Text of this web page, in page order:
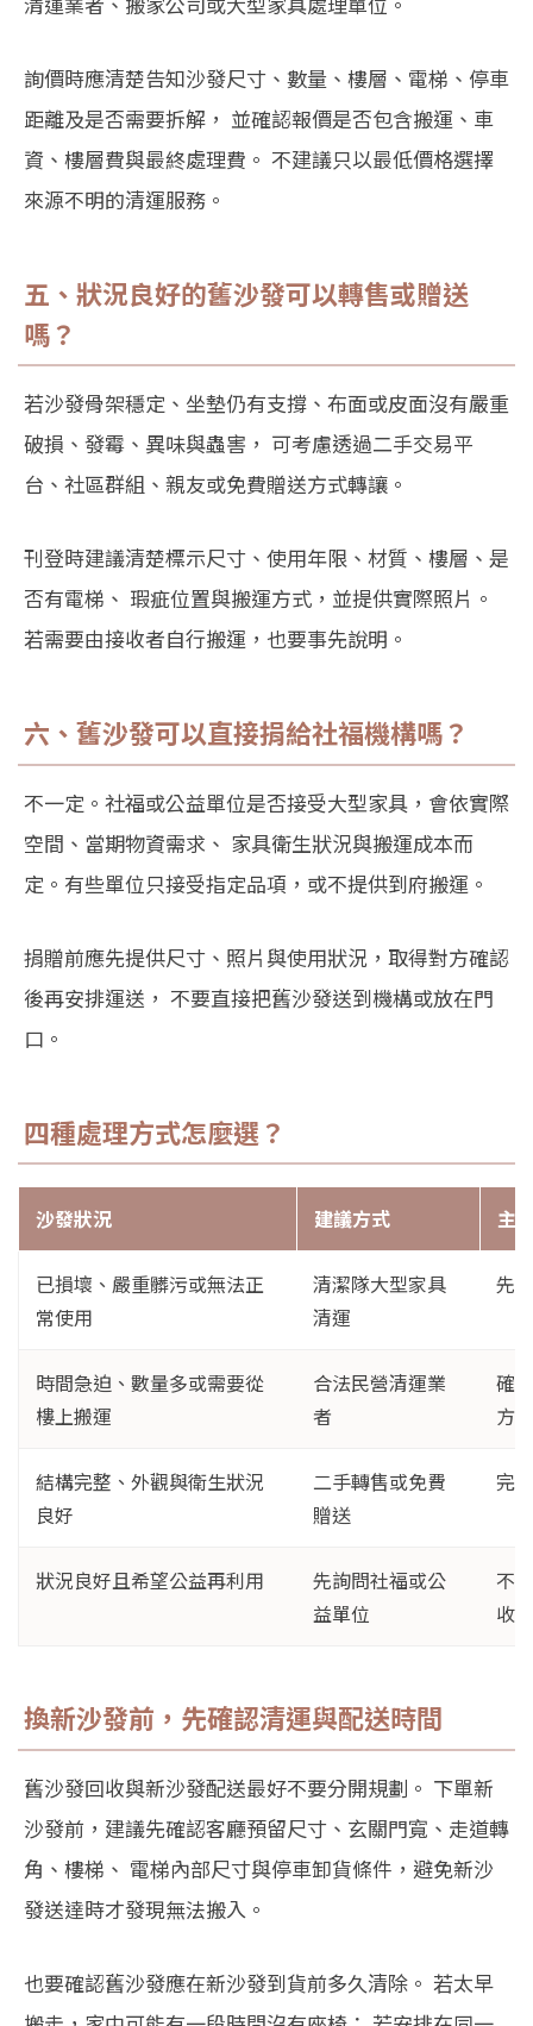
詢價時應清楚告知沙發尺寸、數量、樓層、電梯、停車
距離及是否需要拆解， 並確認報價是否包含搬運、車
資、樓層費與最終處理費。 不建議只以最低價格選擇
來源不明的清運服務。
五、狀況良好的舊沙發可以轉售或贈送
嗎？
若沙發骨架穩定、坐墊仍有支撐、布面或皮面沒有嚴重
破損、發霉、異味與蟲害， 可考慮透過二手交易平
台、社區群組、親友或免費贈送方式轉讓。
刊登時建議清楚標示尺寸、使用年限、材質、樓層、是
否有電梯、 瑕疵位置與搬運方式，並提供實際照片。
若需要由接收者自行搬運，也要事先說明。
六、舊沙發可以直接捐給社福機構嗎？
不一定。社福或公益單位是否接受大型家具，會依實際
空間、當期物資需求、 家具衛生狀況與搬運成本而
定。有些單位只接受指定品項，或不提供到府搬運。
捐贈前應先提供尺寸、照片與使用狀況，取得對方確認
後再安排運送， 不要直接把舊沙發送到機構或放在門
口。
四種處理方式怎麼選？
沙發狀況 建議方式 主
已損壞、嚴重髒污或無法正
常使用
清潔隊大型家具
清運
先
時間急迫、數量多或需要從
樓上搬運
合法民營清運業
者
確
方式
結構完整、外觀與衛生狀況
良好
二手轉售或免費
贈送
完
狀況良好且希望公益再利用
先詢問社福或公
益單位
不
收
換新沙發前，先確認清運與配送時間
舊沙發回收與新沙發配送最好不要分開規劃。 下單新
沙發前，建議先確認客廳預留尺寸、玄關門寬、走道轉
角、樓梯、 電梯內部尺寸與停車卸貨條件，避免新沙
發送達時才發現無法搬入。
也要確認舊沙發應在新沙發到貨前多久清除。 若太早